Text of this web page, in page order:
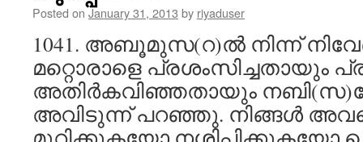
Posted on January 31, 2013 by riyaduser
1041. അബൂമുസ(റ)ൽ നിന്ന്
മറ്റൊരാളെ പ്രശംസിച്ചതായും
അതിർകവിഞ്ഞതായും
അവിടുന്ന് പറഞ്ഞു. നിങ്ങൾ